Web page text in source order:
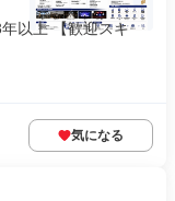
以上 【歓迎スキ
気になる